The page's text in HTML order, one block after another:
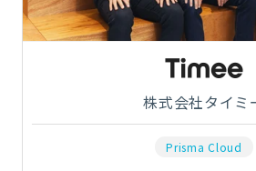
株式会社タイミ
Prisma Cloud